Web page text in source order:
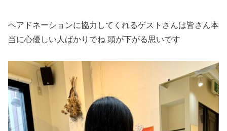
ヘアドネーションに協力してくれるゲストさんは皆さん本
当に心優しい人ばかりでね 頭が下がる思いです